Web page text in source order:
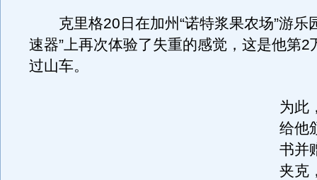
克里格20日在加州“诺特浆果农场”游乐
速器”上再次体验了失重的感觉，这是他第2
过山车。
为此
给他
书并
夹克